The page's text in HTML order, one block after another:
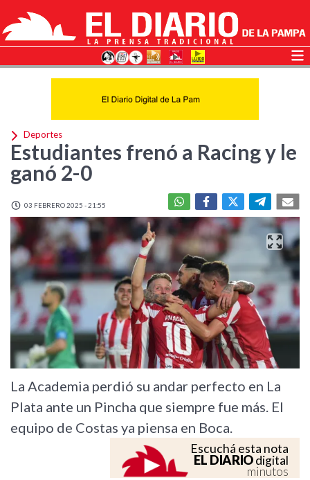
Deportes
Estudiantes frenó a Racing y le
ganó 2-0
03 FEBRERO 2025 - 21:55
La Academia perdió su andar perfecto en La
Plata ante un Pincha que siempre fue más. El
equipo de Costas ya piensa en Boca.
Escuchá esta nota
EL DIARIOdigital
minutos